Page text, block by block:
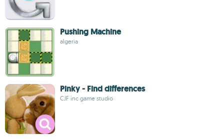
Pushing Machine
algeria
Pinky - Find differences
CJF inc game studio